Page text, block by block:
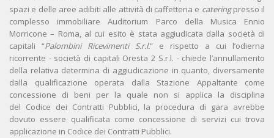
spazi e delle aree adibiti alle attività di caffetteria e cateringpresso il
complesso immobiliare Auditorium Parco della Musica Ennio
Morricone – Roma, al cui esito è stata aggiudicata dalla società di
capitali “Palombini Ricevimenti S.r.l.” e rispetto a cui l’odierna
ricorrente - società di capitali Oresta 2 S.r.l. - chiede l’annullamento
della relativa determina di aggiudicazione in quanto, diversamente
dalla qualificazione operata dalla Stazione Appaltante come
concessione di beni per la quale non si applica la disciplina
del Codice dei Contratti Pubblici, la procedura di gara avrebbe
dovuto essere qualificata come concessione di servizi cui trova
applicazione in Codice dei Contratti Pubblici.